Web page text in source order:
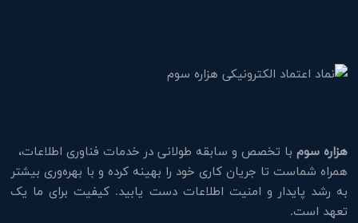
هزاره سوم با تخصص و سابقه طولانی در خدمات فناوری اطلاعات،
همراه شماست تا جریان کاری خود را بهینه کرده و با بهره‌وری بیشتر
به رشد پایدار و امنیت اطلاعات دست یابید. کیفیت برای ما یک
تعهد است.